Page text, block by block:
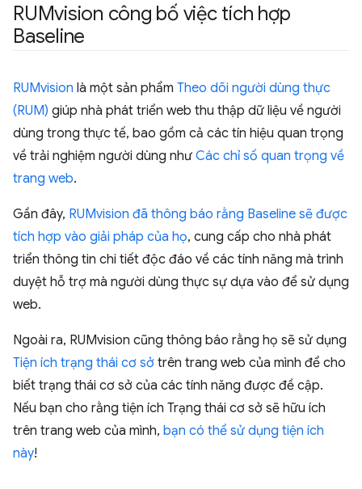
RUMvision công bố việc tích hợp
Baseline
RUMvision là một sản phẩm Theo dõi người dùng thực
(RUM) giúp nhà phát triển web thu thập dữ liệu về người
dùng trong thực tế, bao gồm cả các tín hiệu quan trọng
về trải nghiệm người dùng như Các chỉ số quan trọng về
trang web.
Gần đây, RUMvision đã thông báo rằng Baseline sẽ được
tích hợp vào giải pháp của họ, cung cấp cho nhà phát
triển thông tin chi tiết độc đáo về các tính năng mà trình
duyệt hỗ trợ mà người dùng thực sự dựa vào để sử dụng
web.
Ngoài ra, RUMvision cũng thông báo rằng họ sẽ sử dụng
Tiện ích trạng thái cơ sở trên trang web của mình để cho
biết trạng thái cơ sở của các tính năng được đề cập.
Nếu bạn cho rằng tiện ích Trạng thái cơ sở sẽ hữu ích
trên trang web của mình, bạn có thể sử dụng tiện ích
này!